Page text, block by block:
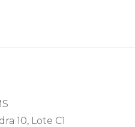
10, Lote C1